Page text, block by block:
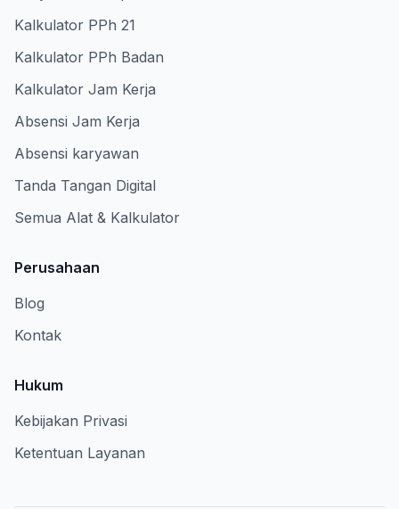
Kalkulator PPh 21
Kalkulator PPh Badan
Kalkulator Jam Kerja
Absensi Jam Kerja
Absensi karyawan
Tanda Tangan Digital
Semua Alat & Kalkulator
Perusahaan
Blog
Kontak
Hukum
Kebijakan Privasi
Ketentuan Layanan